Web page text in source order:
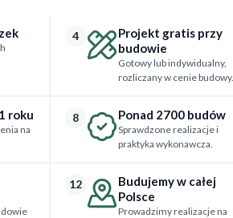
4
Projekt gratis przy
budowie
Gotowy lub indywidualny,
rozliczany w cenie budowy.
roku
na
8 Ponad 2700 budów
Sprawdzone realizacje i
praktyka wykonawcza.
12
Budujemy w całej
Polsce
Prowadzimy realizacje na